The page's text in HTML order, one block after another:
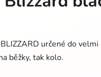
určené do
běžky, tak kolo.